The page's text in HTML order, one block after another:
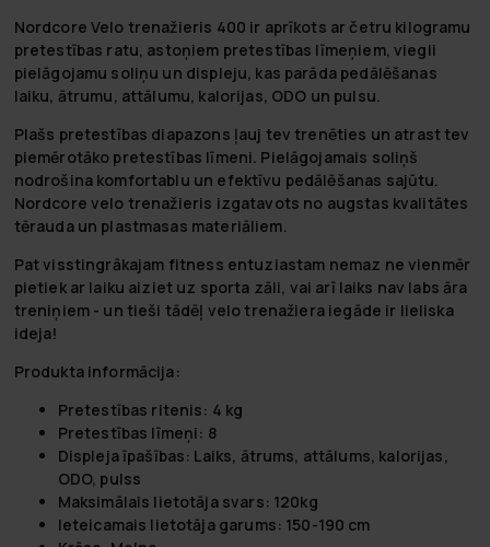
Nordcore Velo trenažieris 400 ir aprīkots ar četru kilogramu
pretestības ratu, astoņiem pretestības līmeņiem, viegli
pielāgojamu soliņu un displeju, kas parāda pedālēšanas
laiku, ātrumu, attālumu, kalorijas, ODO un pulsu.
Plašs pretestības diapazons ļauj tev trenēties un atrast tev
piemērotāko pretestības līmeni. Pielāgojamais soliņš
nodrošina komfortablu un efektīvu pedālēšanas sajūtu.
Nordcore velo trenažieris izgatavots no augstas kvalitātes
tērauda un plastmasas materiāliem.
Pat visstingrākajam fitness entuziastam nemaz ne vienmēr
pietiek ar laiku aiziet uz sporta zāli, vai arī laiks nav labs āra
treniņiem - un tieši tādēļ velo trenažiera iegāde ir lieliska
ideja!
Produkta informācija:
Pretestības ritenis: 4 kg
Pretestības līmeņi: 8
Displeja īpašības: Laiks, ātrums, attālums, kalorijas,
ODO, pulss
Maksimālais lietotāja svars: 120kg
Ieteicamais lietotāja garums: 150-190 cm